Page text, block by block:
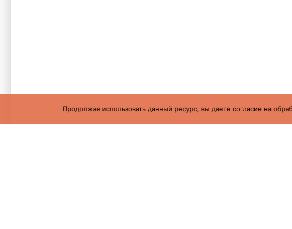
Продолжая использовать данный ресурс, вы даете согласие на